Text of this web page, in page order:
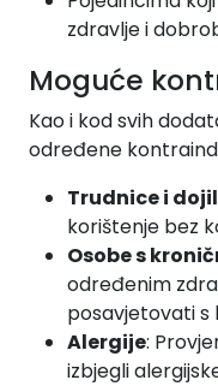
zdravlje i
Moguće
Kao i kod svih
određene
Trudnice i
korištenje bez
Osobe s
određenim
posavjetovati s
Alergije:
izbjegli